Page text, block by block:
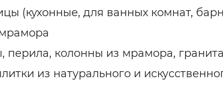
(кухонные, для ванных комнат,
перила, колонны из мрамора, гранита
из натурального и